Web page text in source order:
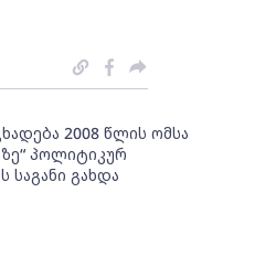
2008 წლის ომსა
პოლიტიკურ
საგანი გახდა